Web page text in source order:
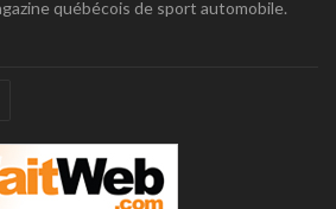
québécois de sport automobile.